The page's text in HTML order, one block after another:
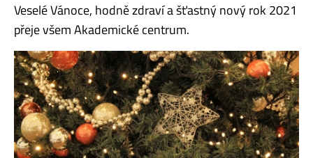
Veselé Vánoce, hodně zdraví a šťastný nový rok 2021
přeje všem Akademické centrum.